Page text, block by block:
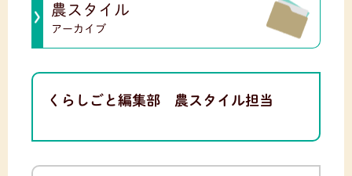
農スタイル
アーカイブ
くらしごと編集部 農スタイル担当